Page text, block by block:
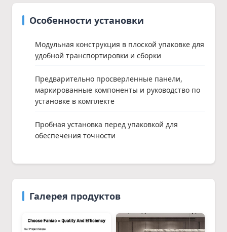
Особенности установки
Модульная конструкция в плоской упаковке для
удобной транспортировки и сборки
Предварительно просверленные панели,
маркированные компоненты и руководство по
установке в комплекте
Пробная установка перед упаковкой для
обеспечения точности
Галерея продуктов